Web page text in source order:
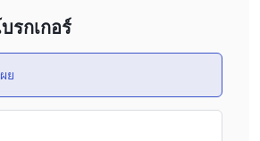
ลที่มีประโยชน์เลย ไม่มีช่องทางให้นักเทรด
กำกับดูแล
านกำกับดูแลใดๆ ซึ่งหมายความว่าบริษัทไม่
หน่วยงานกำกับดูแลใดๆ ซึ่งเพิ่มความเสี่ยงใน
รกเกอร์
ย